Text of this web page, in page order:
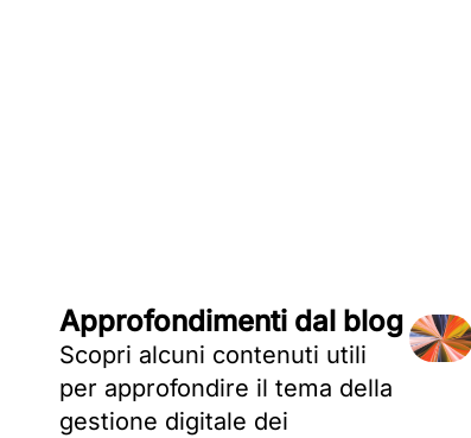
Approfondimenti dal blog
Scopri alcuni contenuti utili
per approfondire il tema della
gestione digitale dei